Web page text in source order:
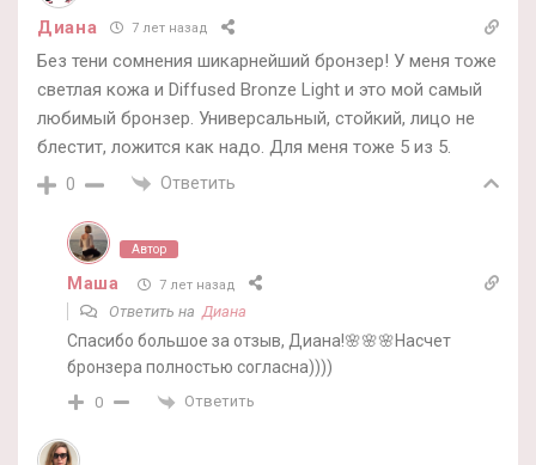
Диана 7 лет назад
Без тени сомнения шикарнейший бронзер! У меня тоже
светлая кожа и Diffused Bronze Light и это мой самый
любимый бронзер. Универсальный, стойкий, лицо не
блестит, ложится как надо. Для меня тоже 5 из 5.
0 Ответить
Автор
Маша 7 лет назад
Ответить наДиана
Спасибо большое за отзыв, Диана!🌸🌸🌸Насчет
бронзера полностью согласна))))
0 Ответить